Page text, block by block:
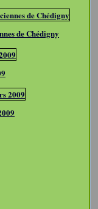
de Chédigny